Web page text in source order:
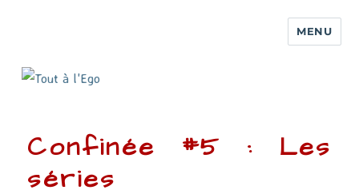
MENU
Confinée #5 : Les
séries